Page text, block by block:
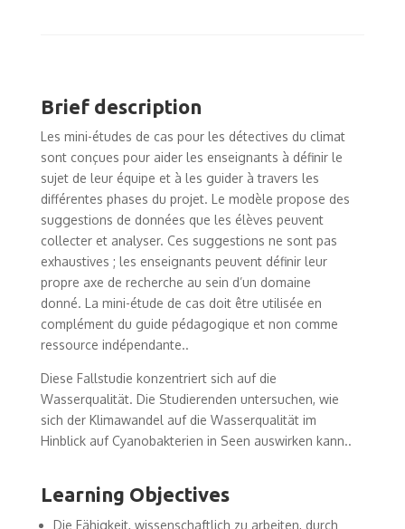
Brief description
Les mini-études de cas pour les détectives du climat
sont conçues pour aider les enseignants à définir le
sujet de leur équipe et à les guider à travers les
différentes phases du projet. Le modèle propose des
suggestions de données que les élèves peuvent
collecter et analyser. Ces suggestions ne sont pas
exhaustives ; les enseignants peuvent définir leur
propre axe de recherche au sein d’un domaine
donné. La mini-étude de cas doit être utilisée en
complément du guide pédagogique et non comme
ressource indépendante..
Diese Fallstudie konzentriert sich auf die
Wasserqualität. Die Studierenden untersuchen, wie
sich der Klimawandel auf die Wasserqualität im
Hinblick auf Cyanobakterien in Seen auswirken kann..
Learning Objectives
Die Fähigkeit, wissenschaftlich zu arbeiten, durch